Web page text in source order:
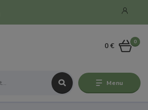
Menu
0
0 €